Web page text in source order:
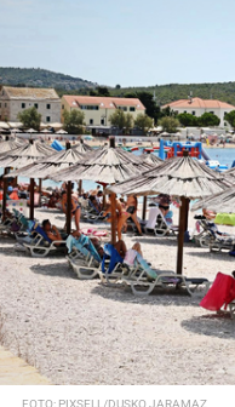
FOTO: PIXSELL/DUSKO JARAMAZ